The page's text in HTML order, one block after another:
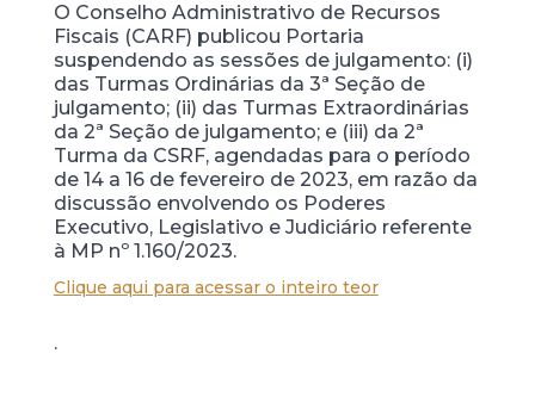
O Conselho Administrativo de Recursos
Fiscais (CARF) publicou Portaria
suspendendo as sessões de julgamento: (i)
das Turmas Ordinárias da 3ª Seção de
julgamento; (ii) das Turmas Extraordinárias
da 2ª Seção de julgamento; e (iii) da 2ª
Turma da CSRF, agendadas para o período
de 14 a 16 de fevereiro de 2023, em razão da
discussão envolvendo os Poderes
Executivo, Legislativo e Judiciário referente
à MP nº 1.160/2023.
Clique aqui para acessar o inteiro teor
.